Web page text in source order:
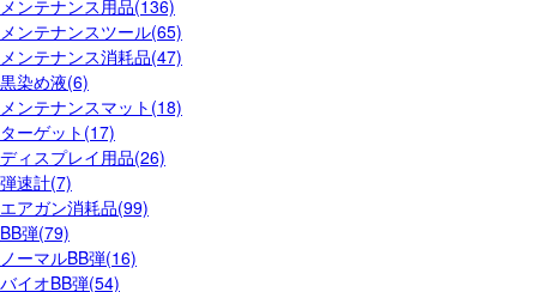
メンテナンス用品(136)
メンテナンスツール(65)
メンテナンス消耗品(47)
黒染め液(6)
メンテナンスマット(18)
ターゲット(17)
ディスプレイ用品(26)
弾速計(7)
エアガン消耗品(99)
BB弾(79)
ノーマルBB弾(16)
バイオBB弾(54)